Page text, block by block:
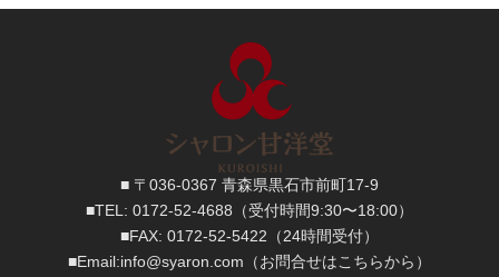
■ 〒036-0367 青森県黒石市前町17-9
■TEL: 0172-52-4688 （受付時間9:30〜18:00）
■FAX: 0172-52-5422 （24時間受付）
■Email:info@syaron.com （お問合せはこちらから）